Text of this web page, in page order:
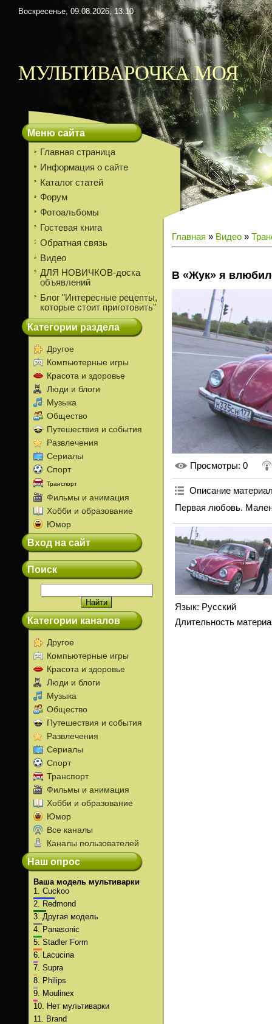
Воскресенье, 09.08.2026, 13:10
МУЛЬТИВАРОЧКА МОЯ
Меню сайта
Главная страница
Информация о сайте
Каталог статей
Форум
Фотоальбомы
Гостевая книга
Обратная связь
Видео
ДЛЯ НОВИЧКОВ-доска
объявлений
Блог "Интересные рецепты,
которые стоит приготовить"
Категории раздела
Другое
Компьютерные игры
Красота и здоровье
Люди и блоги
Музыка
Общество
Путешествия и события
Развлечения
Сериалы
Спорт
Транспорт
Фильмы и анимация
Хобби и образование
Юмор
Вход на сайт
Поиск
Категории каналов
Другое
Компьютерные игры
Красота и здоровье
Люди и блоги
Музыка
Общество
Путешествия и события
Развлечения
Сериалы
Спорт
Транспорт
Фильмы и анимация
Хобби и образование
Юмор
Все каналы
Каналы пользователей
Наш опрос
Ваша модель мультиварки
1. Cuckoo
2.
Redmond
3. Другая модель
4.
Panasonic
5. Stadler Form
6.
Lacucina
7. Supra
8.
Philips
9.
Moulinex
10.
Нет мультиварки
11.
Brand
Главная » Видео »
В «Жук» я
Просмотры: 0
Описание
Первая любовь.
Язык: Русский
Длительность